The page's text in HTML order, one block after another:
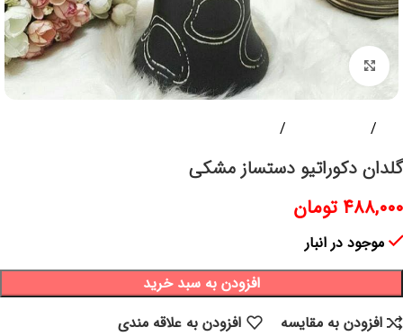
برای بزرگنمایی کلیک کنید
گلدان دکوراتیو دستساز مشکی
۴۸۸,۰۰۰ تومان
موجود در انبار
افزودن به سبد خرید
افزودن به مقایسه
افزودن به علاقه مندی